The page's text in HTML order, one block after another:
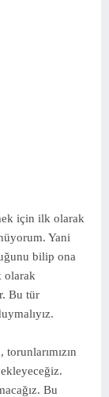
için ilk olarak
Yani
bilip ona
olarak
Bu tür
Bu